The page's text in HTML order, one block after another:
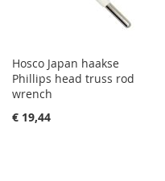
Hosco Japan haakse
Phillips head truss rod
wrench
€ 19,44